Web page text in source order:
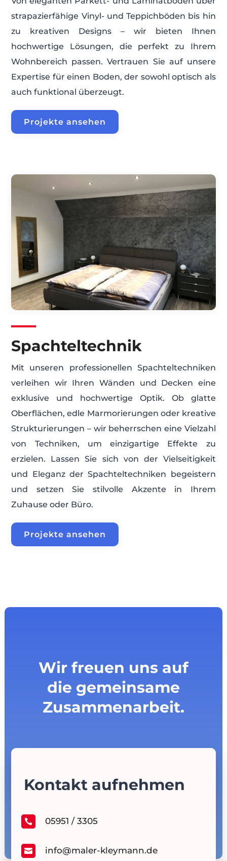
strapazierfähige Vinyl- und Teppichböden bis hin
zu kreativen Designs – wir bieten Ihnen
hochwertige Lösungen, die perfekt zu Ihrem
Wohnbereich passen. Vertrauen Sie auf unsere
Expertise für einen Boden, der sowohl optisch als
auch funktional überzeugt.
Projekte ansehen
Spachteltechnik
Mit unseren professionellen Spachteltechniken
verleihen wir Ihren Wänden und Decken eine
exklusive und hochwertige Optik. Ob glatte
Oberflächen, edle Marmorierungen oder kreative
Strukturierungen – wir beherrschen eine Vielzahl
von Techniken, um einzigartige Effekte zu
erzielen. Lassen Sie sich von der Vielseitigkeit
und Eleganz der Spachteltechniken begeistern
und setzen Sie stilvolle Akzente in Ihrem
Zuhause oder Büro.
Projekte ansehen
Wir freuen uns auf
die gemeinsame
Zusammenarbeit.
Kontakt aufnehmen
 05951 / 3305
 info@maler-kleymann.de